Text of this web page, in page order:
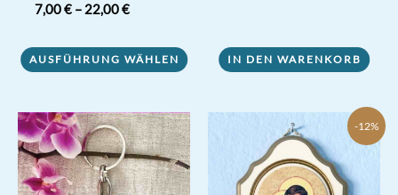
Bewertet mit
5.00
7,00€– 22,00€
AUSFÜHRUNG WÄHLEN
Produkt
mehrere
Varianten
auf.
Die
IN DEN WARENKORB
-12%